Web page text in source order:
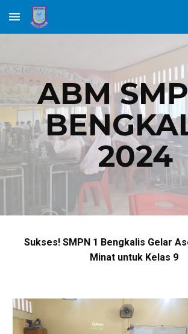
Skip to main content
ABM
2024
Sukses! SMPN 1 Bengkalis Gelar
Minat untuk Kelas 9